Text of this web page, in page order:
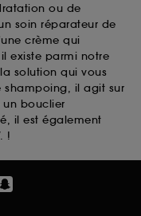
ou de
soin réparateur de
crème qui
existe parmi notre
solution qui vous
shampoing, il agit sur
bouclier
il est également
!